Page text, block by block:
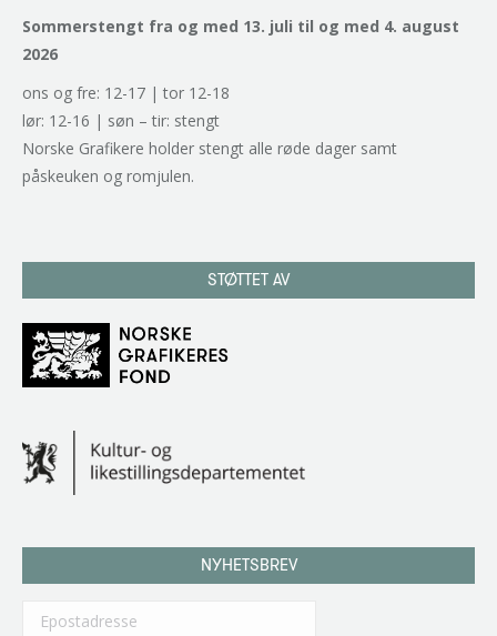
Sommerstengt fra og med 13. juli til og med 4. august
2026
ons og fre: 12-17 | tor 12-18
lør: 12-16 | søn – tir: stengt
Norske Grafikere holder stengt alle røde dager samt
påskeuken og romjulen.
STØTTET AV
NYHETSBREV